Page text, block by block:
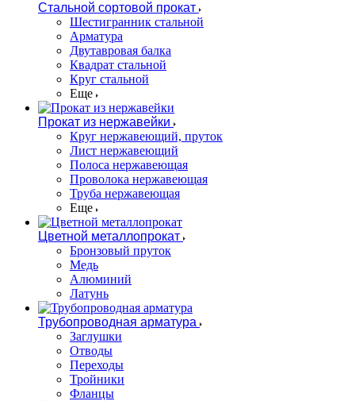
Стальной сортовой прокат
Шестигранник стальной
Арматура
Двутавровая балка
Квадрат стальной
Круг стальной
Еще
Прокат из нержавейки
Круг нержавеющий, пруток
Лист нержавеющий
Полоса нержавеющая
Проволока нержавеющая
Труба нержавеющая
Еще
Цветной металлопрокат
Бронзовый пруток
Медь
Алюминий
Латунь
Трубопроводная арматура
Заглушки
Отводы
Переходы
Тройники
Фланцы